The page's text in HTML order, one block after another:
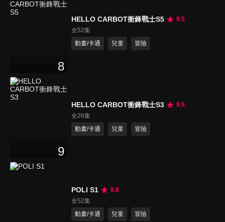
8
HELLO CARBOT衝鋒戰士S5
9.5
全52集
動畫/卡通
兒童 冒險
9
HELLO CARBOT衝鋒戰士S3
9.5
全26集
動畫/卡通
兒童 冒險
POLI S1
8.8
全52集
動畫/卡通
兒童 冒險